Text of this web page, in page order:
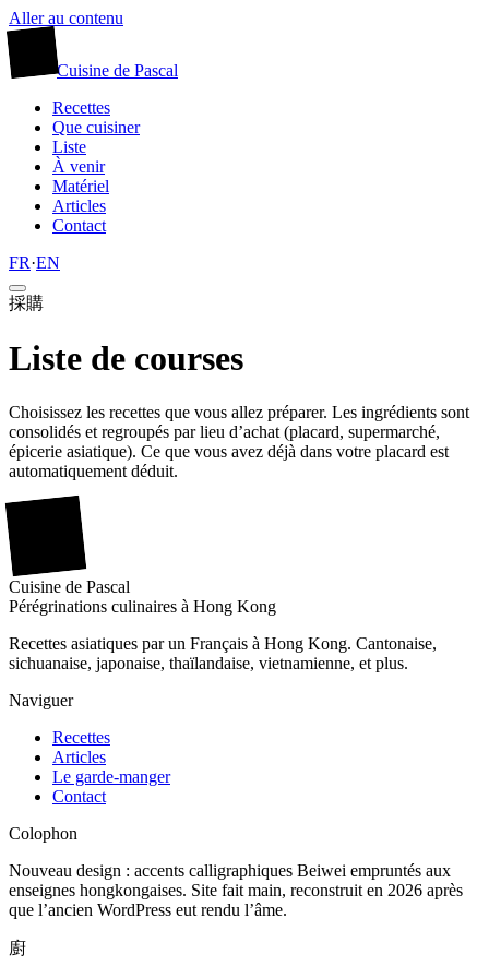
Aller au contenu
Cuisine de Pascal
Recettes
Que cuisiner
Liste
À venir
Matériel
Articles
Contact
FR·EN
採購
Liste de courses
Choisissez les recettes que vous allez préparer. Les ingrédients sont
consolidés et regroupés par lieu d’achat (placard, supermarché,
épicerie asiatique). Ce que vous avez déjà dans votre placard est
automatiquement déduit.
Cuisine de Pascal
Pérégrinations culinaires à Hong Kong
Recettes asiatiques par un Français à Hong Kong. Cantonaise,
sichuanaise, japonaise, thaïlandaise, vietnamienne, et plus.
Naviguer
Recettes
Articles
Le garde-manger
Contact
Colophon
Nouveau design : accents calligraphiques Beiwei empruntés aux
enseignes hongkongaises. Site fait main, reconstruit en 2026 après
que l’ancien WordPress eut rendu l’âme.
廚